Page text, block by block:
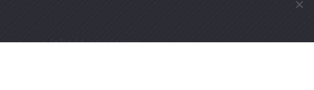
Jakość powietrza